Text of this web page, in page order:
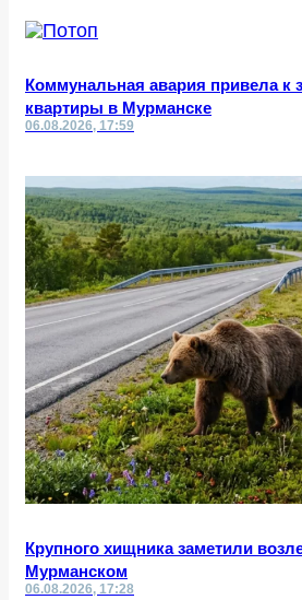
Коммунальная авария привела к
квартиры в Мурманске
06.08.2026, 17:59
Крупного хищника заметили
Мурманском
06.08.2026, 17:28